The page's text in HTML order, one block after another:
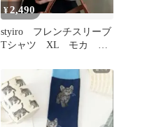
¥2,490
styiro フレンチスリーブ
Tシャツ XL モカ カ